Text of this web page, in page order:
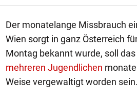
Der monatelange Missbrauch
Wien sorgt in ganz Österreich
Montag bekannt wurde, soll
mehreren Jugendlichen
Weise vergewaltigt worden sein.